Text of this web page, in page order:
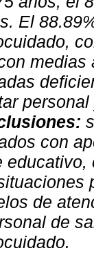
El
con
de
de